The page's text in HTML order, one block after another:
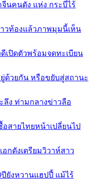
จีนคนดัง แห่ง กระบี่ไร้
วท้องแล้วภาพมุมนี้เห็น
เปิดตัวพร้อมจดทะเบียน
ด้วยกัน หรือขยับสู่สถานะ
ลึง ท่ามกลางข่าวลือ
สายไทยหน้าเปลี่ยนไป
กดังเตรียมวิวาห์สาว
ยังหวานแฮปปี้ แม้ไร้